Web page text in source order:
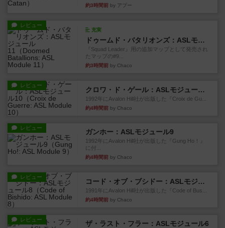
約3時間前 by アプー
レビュー
充実
ドゥームド・バタリオンズ：ASLモジュール11
『Squad Leader』用の追加マップとして発売され
たマップの#9...
約3時間前 by Chaco
レビュー
クロワ・ド・ゲール：ASLモジュール10
1992年にAvalon Hill社が出版した『Croix de Gu...
約4時間前 by Chaco
レビュー ガンホー：ASLモジュール9
1992年にAvalon Hill社が出版した『Gung Ho！』
に付...
約4時間前 by Chaco
レビュー
コード・オブ・ブシドー：ASLモジュール8
1991年にAvalon Hill社が出版した『Code of Bus...
約4時間前 by Chaco
レビュー ザ・ラスト・フラー：ASLモジュール6